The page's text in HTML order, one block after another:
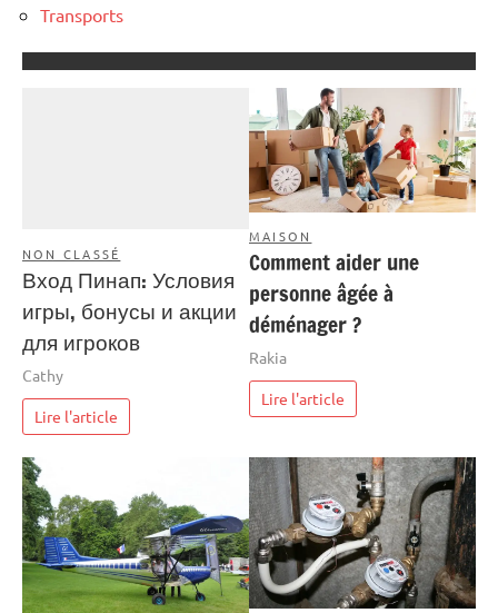
Transports
NON CLASSÉ
Вход Пинап: Условия
игры, бонусы и акции
для игроков
Cathy
Lire l'article
MAISON
Comment aider une
personne âgée à
déménager ?
Rakia
Lire l'article